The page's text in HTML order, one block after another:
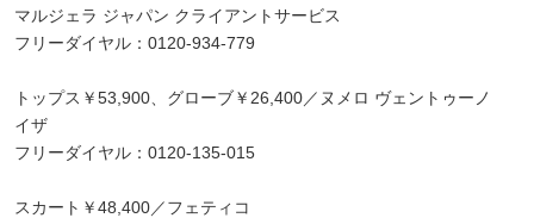
マルジェラ ジャパン クライアントサービス
フリーダイヤル：0120-934-779
トップス￥53,900、グローブ￥26,400／ヌメロ ヴェントゥーノ
イザ
フリーダイヤル：0120-135-015
スカート￥48,400／フェティコ